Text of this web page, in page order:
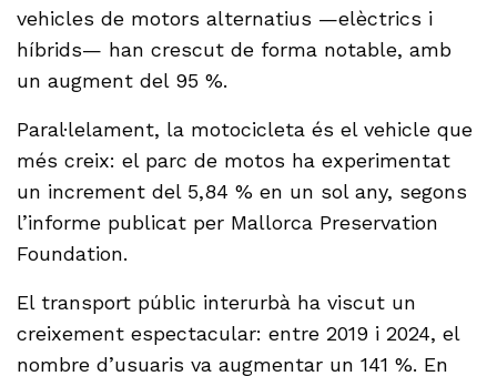
vehicles de motors alternatius —elèctrics i
híbrids— han crescut de forma notable, amb
un augment del 95 %.
Paral·lelament, la motocicleta és el vehicle que
més creix: el parc de motos ha experimentat
un increment del 5,84 % en un sol any, segons
l’informe publicat per Mallorca Preservation
Foundation.
El transport públic interurbà ha viscut un
creixement espectacular: entre 2019 i 2024, el
nombre d’usuaris va augmentar un 141 %. En